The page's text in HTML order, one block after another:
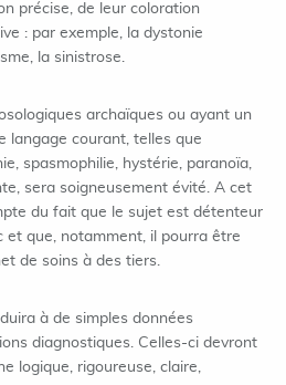
précise, de leur coloration
: par exemple, la dystonie
la sinistrose.
archaïques ou ayant un
langage courant, telles que
spasmophilie, hystérie, paranoïa,
sera soigneusement évité. A cet
du fait que le sujet est détenteur
et que, notamment, il pourra être
de soins à des tiers.
à de simples données
diagnostiques. Celles-ci devront
logique, rigoureuse, claire,